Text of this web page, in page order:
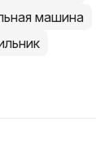
машина